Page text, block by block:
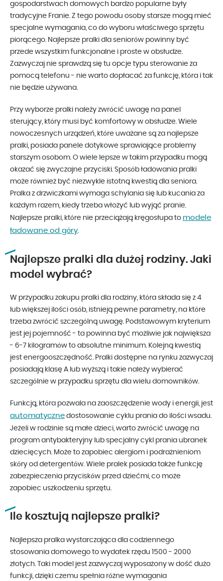
gospodarstwach domowych bardzo popularne były
tradycyjne Franie. Z tego powodu osoby starsze mogą mieć
specjalne wymagania, co do wyboru właściwego sprzętu
piorącego. Najlepsze pralki dla seniorów powinny być
przede wszystkim funkcjonalne i proste w obsłudze.
Zazwyczaj nie sprawdzą się tu opcje typu sterowanie za
pomocą telefonu - nie warto dopłacać za funkcję, która i tak
nie będzie używana.
Przy wyborze pralki należy zwrócić uwagę na panel
sterujący, który musi być komfortowy w obsłudze. Wiele
nowoczesnych urządzeń, które uważane są za najlepsze
pralki, posiada panele dotykowe sprawiające problemy
starszym osobom. O wiele lepsze w takim przypadku mogą
okazać się zwyczajne przyciski. Sposób ładowania pralki
może również być niezwykle istotną kwestią dla seniora.
Pralka z drzwiczkami wymaga schylania się lub kucania za
każdym razem, kiedy trzeba włożyć lub wyjąć pranie.
Najlepsze pralki, które nie przeciążają kręgosłupa to modele
ładowane od góry.
Najlepsze pralki dla dużej rodziny. Jaki
model wybrać?
W przypadku zakupu pralki dla rodziny, która składa się z 4
lub większej ilości osób, istnieją pewne parametry, na które
trzeba zwrócić szczególną uwagę. Podstawowym kryterium
jest jej pojemność - ta powinna być możliwie jak największa
- 6-7 kilogramów to absolutne minimum. Kolejną kwestią
jest energooszczędność. Pralki dostępne na rynku zazwyczaj
posiadają klasę A lub wyższą i takie należy wybierać
szczególnie w przypadku sprzętu dla wielu domowników.
Funkcją, która pozwala na zaoszczędzenie wody i energii, jest
automatyczne dostosowanie cyklu prania do ilości wsadu.
Jeżeli w rodzinie są małe dzieci, warto zwrócić uwagę na
program antybakteryjny lub specjalny cykl prania ubranek
dziecięcych. Może to zapobiec alergiom i podrażnieniom
skóry od detergentów. Wiele pralek posiada także funkcję
zabezpieczenia przycisków przed dziećmi, co może
zapobiec uszkodzeniu sprzętu.
Ile kosztują najlepsze pralki?
Najlepsza pralka wystarczająca dla codziennego
stosowania domowego to wydatek rzędu 1500 - 2000
złotych. Taki model jest zazwyczaj wyposażony w dość dużo
funkcji, dzięki czemu spełnia różne wymagania